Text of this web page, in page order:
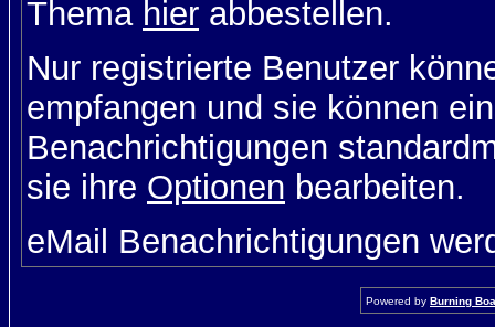
Thema hier abbestellen.
Nur registrierte Benutzer
empfangen und sie können
Benachrichtigungen
sie ihre Optionen bearbeiten.
eMail Benachrichtigungen
Powered by Burning